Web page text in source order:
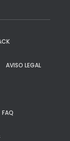
AVISO LEGAL
FAQ